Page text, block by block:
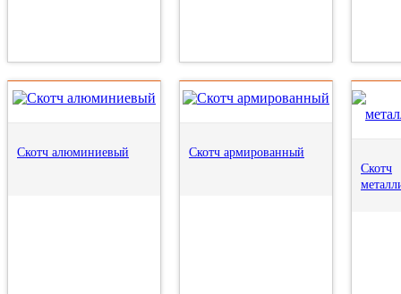
Скотч алюминиевый
Скотч армированный
Скотч